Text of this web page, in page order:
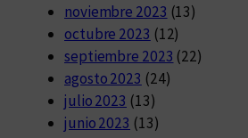
noviembre 2023 (13)
octubre 2023 (12)
septiembre 2023 (22)
agosto 2023 (24)
julio 2023 (13)
junio 2023 (13)